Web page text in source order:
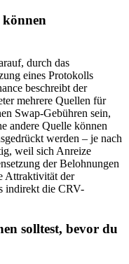
durch das
eines Protokolls
beschreibt der
mehrere Quellen für
Swap-Gebühren sein,
andere Quelle können
werden – je nach
weil sich Anreize
der Belohnungen
Attraktivität der
indirekt die CRV-
solltest, bevor du